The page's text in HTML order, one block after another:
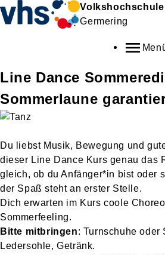
Volkshochschule
Germering
Line Dance
Sommerlaune
Du liebst Musik, Bewegung und
dieser Line Dance Kurs genau das
gleich, ob du Anfänger*in bist oder
der Spaß steht an erster Stelle.
Dich erwarten im Kurs coole
Sommerfeeling.
Bitte mitbringen: Turnschuhe oder
Ledersohle, Getränk.